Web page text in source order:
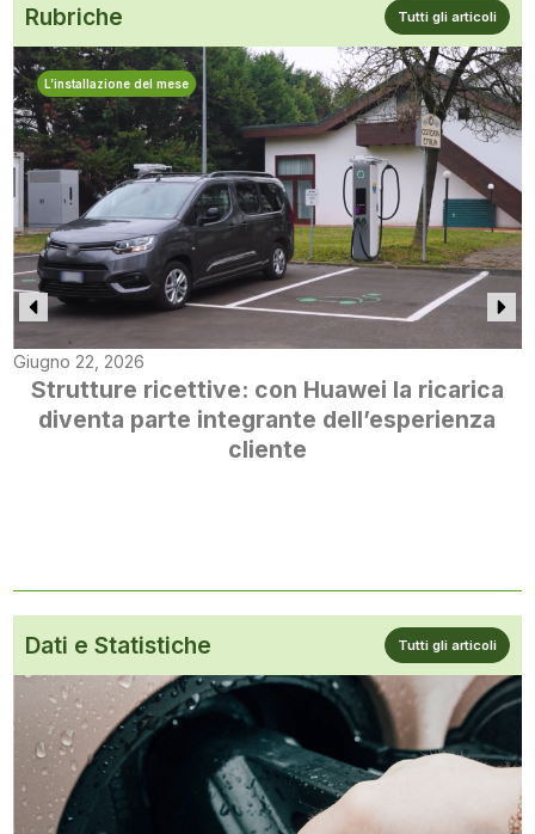
Rubriche Tutti gli articoli
L’installazione del mese
Giugno 22, 2026
Strutture ricettive: con Huawei la ricarica
diventa parte integrante dell’esperienza
cliente
Dati e Statistiche Tutti gli articoli